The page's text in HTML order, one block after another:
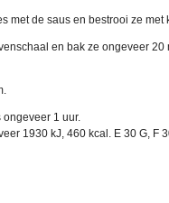
met de saus en bestrooi ze met
en bak ze ongeveer
ongeveer 1 uur.
1930 kJ, 460 kcal. E 30 G, F